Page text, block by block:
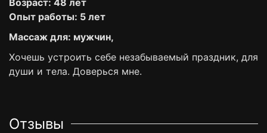
Опыт работы: 5 лет
Массаж для: мужчин,
Хочешь устроить себе незабываемый праздник, для
души и тела. Доверься мне.
Отзывы